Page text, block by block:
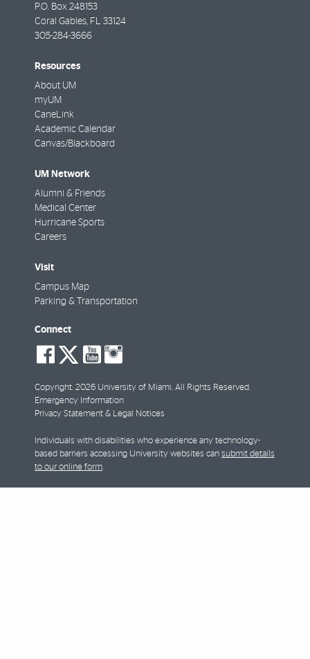
P.O. Box 248153
Coral Gables FL
33124
305-284-3666
Resources
About UM
myUM
CaneLink
Academic Calendar
Canvas/Blackboard
UM Network
Alumni & Friends
Medical Center
Hurricane Sports
Careers
Visit
Campus Map
Parking & Transportation
Connect
social-
facebook
social-
twitter
social-
youtube
Copyright: 2026 University of Miami. All Rights Reserved.
Emergency Information
Privacy Statement & Legal Notices
Individuals with disabilities who experience any technology-
based barriers accessing University websites can submit details
to our online form.